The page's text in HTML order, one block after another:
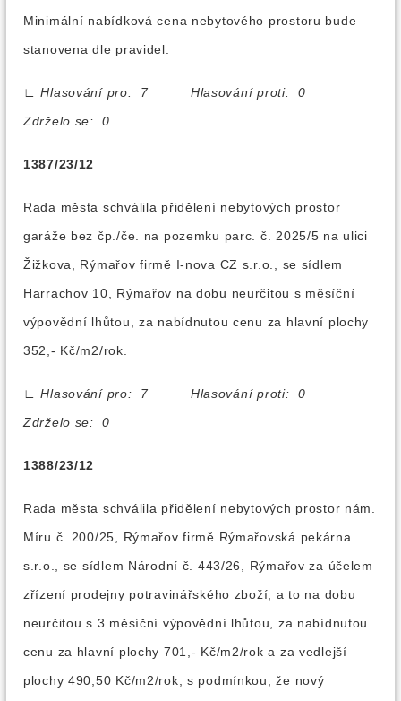
Minimální nabídková cena nebytového prostoru bude
stanovena dle pravidel.
∟
Hlasování pro: 7 Hlasování proti: 0
Zdrželo se: 0
1387/23/12
Rada města schválila přidělení nebytových prostor
garáže bez čp./če. na pozemku parc. č. 2025/5 na ulici
Žižkova, Rýmařov firmě I-nova CZ s.r.o., se sídlem
Harrachov 10, Rýmařov na dobu neurčitou s měsíční
výpovědní lhůtou, za nabídnutou cenu za hlavní plochy
352,- Kč/m2/rok.
∟
Hlasování pro: 7 Hlasování proti: 0
Zdrželo se: 0
1388/23/12
Rada města schválila přidělení nebytových prostor nám.
Míru č. 200/25, Rýmařov firmě Rýmařovská pekárna
s.r.o., se sídlem Národní č. 443/26, Rýmařov za účelem
zřízení prodejny potravinářského zboží, a to na dobu
neurčitou s 3 měsíční výpovědní lhůtou, za nabídnutou
cenu za hlavní plochy 701,- Kč/m2/rok a za vedlejší
plochy 490,50 Kč/m2/rok, s podmínkou, že nový